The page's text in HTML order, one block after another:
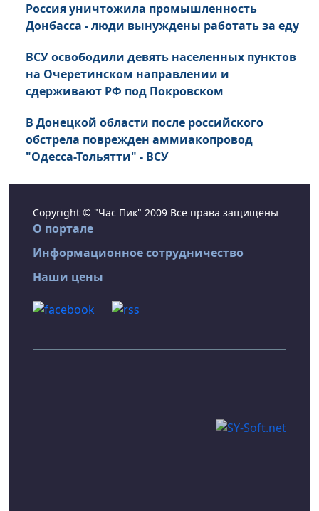
Россия уничтожила промышленность
Донбасса - люди вынуждены работать за еду
ВСУ освободили девять населенных пунктов
на Очеретинском направлении и
сдерживают РФ под Покровском
В Донецкой области после российского
обстрела поврежден аммиакопровод
"Одесса-Тольятти" - ВСУ
Copyright © "Час Пик" 2009 Все права защищены
О портале
Информационное сотрудничество
Наши цены